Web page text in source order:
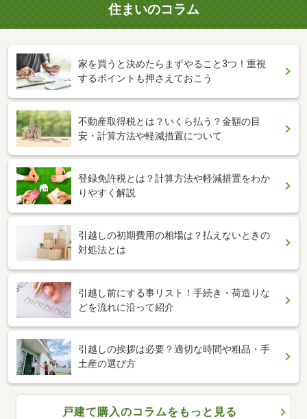
住まいのコラム
家を買うと決めたらまずやること3つ！重視
するポイントも押さえておこう
不動産取得税とは？いくら払う？金額の目
安・計算方法や軽減措置について
登録免許税とは？計算方法や軽減措置をわか
りやすく解説
引越しの初期費用の相場は？払えないときの
対処法とは
引越し前にする事リスト！手続き・荷造りな
どを流れに沿って紹介
引越しの挨拶は必要？適切な時間や粗品・手
土産の選び方
戸建て購入のコラムをもっと見る